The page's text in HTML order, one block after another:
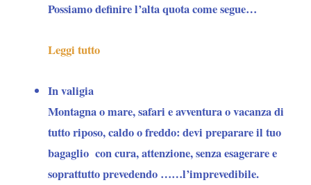
Possiamo definire l’alta quota come segue…
Leggi tutto
In valigia
Montagna o mare, safari e avventura o vacanza di
tutto riposo, caldo o freddo: devi preparare il tuo
bagaglio con cura, attenzione, senza esagerare e
soprattutto prevedendo ……l’imprevedibile.